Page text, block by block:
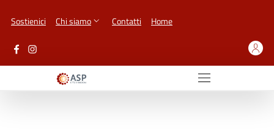
Sostienici Chi siamo Contatti Home